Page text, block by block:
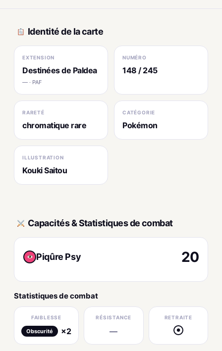
Identité de la carte
EXTENSION
Destinées de Paldea
— · PAF
NUMÉRO
148 / 245
RARETÉ
chromatique rare
CATÉGORIE
Pokémon
ILLUSTRATION
Kouki Saitou
Capacités & Statistiques de combat
Piqûre Psy 20
Statistiques de combat
FAIBLESSE
Obscurité ×2
RÉSISTANCE
—
RETRAITE
●